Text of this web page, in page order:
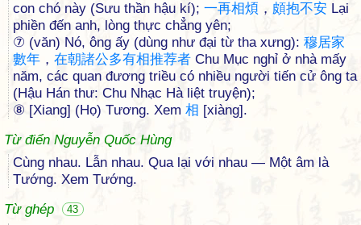
con chó này (Sưu thần hậu kí); 一再相煩 ， 頗抱不安 Lại
phiền đến anh, lòng thực chẳng yên;
⑦ (văn) Nó, ông ấy (dùng như đại từ tha xưng): 穆居家
數年 ， 在朝諸公多有相推荐者 Chu Mục nghỉ ở nhà mấy
năm, các quan đương triều có nhiều người tiến cử ông ta
(Hậu Hán thư: Chu Nhạc Hà liệt truyện);
⑧ [Xiang] (Họ) Tương. Xem 相 [xiàng].
Từ điển Nguyễn Quốc Hùng
Cùng nhau. Lẫn nhau. Qua lại với nhau — Một âm là
Tướng. Xem Tướng.
Từ ghép
43